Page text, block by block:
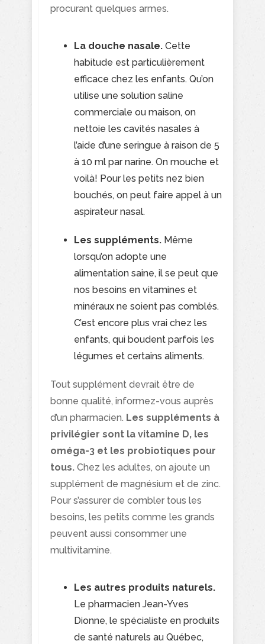
procurant quelques armes.
La douche nasale. Cette
habitude est particulièrement
efficace chez les enfants. Qu’on
utilise une solution saline
commerciale ou maison, on
nettoie les cavités nasales à
l’aide d’une seringue à raison de 5
à 10 ml par narine. On mouche et
voilà! Pour les petits nez bien
bouchés, on peut faire appel à un
aspirateur nasal.
Les suppléments. Même
lorsqu’on adopte une
alimentation saine, il se peut que
nos besoins en vitamines et
minéraux ne soient pas comblés.
C’est encore plus vrai chez les
enfants, qui boudent parfois les
légumes et certains aliments.
Tout supplément devrait être de
bonne qualité, informez-vous auprès
d’un pharmacien. Les suppléments à
privilégier sont la vitamine D, les
oméga-3 et les probiotiques pour
tous. Chez les adultes, on ajoute un
supplément de magnésium et de zinc.
Pour s’assurer de combler tous les
besoins, les petits comme les grands
peuvent aussi consommer une
multivitamine.
Les autres produits naturels.
Le pharmacien Jean-Yves
Dionne, le spécialiste en produits
de santé naturels au Québec,